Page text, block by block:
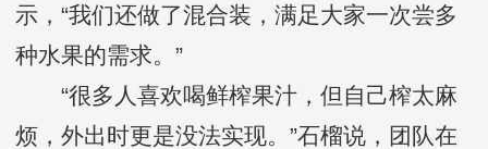
示，“我们还做了混合装，满足大家一次尝多
种水果的需求。”
“很多人喜欢喝鲜榨果汁，但自己榨太麻
烦，外出时更是没法实现。”石榴说，团队在